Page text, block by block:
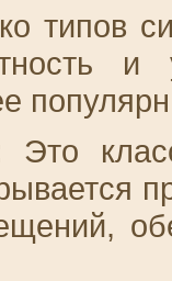
типов
и
Это